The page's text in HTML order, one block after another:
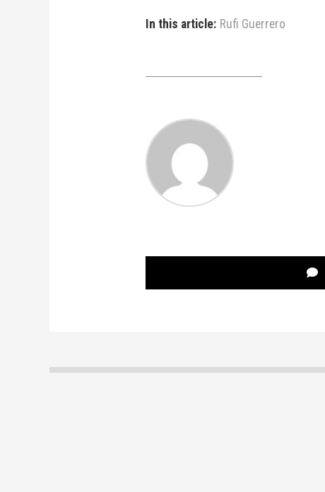
In this article: Rufi Guerrero